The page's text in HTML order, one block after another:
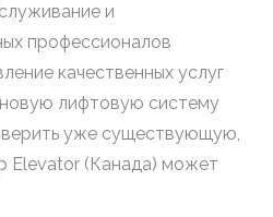
и
профессионалов
качественных услуг
лифтовую систему
уже существующую,
Elevator (Канада) может